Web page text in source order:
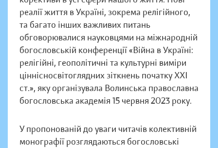
реалії життя в Україні, зокрема релігійного,
та багато інших важливих питань
обговорювалися науковцями на міжнародній
богословській конференції «Війна в Україні:
релігійні, геополітичні та культурні виміри
ціннісносвітоглядних зіткнень початку ХХІ
ст.», яку організувала Волинська православна
богословська академія 15 червня 2023 року.
У пропонованій до уваги читачів колективній
монографії розглядаються богословські